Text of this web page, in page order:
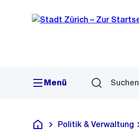
Navigation
Sprunglink
Menü Suchen
Deutsch
Politik & Verwaltung